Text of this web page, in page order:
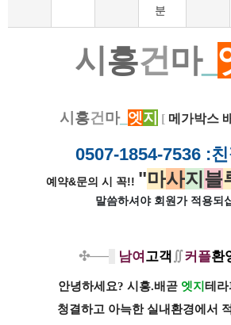
분
시 흥건마_
시 흥건마_ 엣지 [ 메가박스
0507-1854-7536:친
예약&문의 시 꼭!! "마사지 블
말씀하셔야 회원가 적용되
✣── 남여 고객 ∬커플환
안녕하세요? 시흥.배곧 엣지 테라
청결하고 아늑한 실내환경에서